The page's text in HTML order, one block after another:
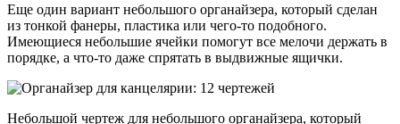
Еще один вариант небольшого органайзера, который сделан
из тонкой фанеры, пластика или чего-то подобного.
Имеющиеся небольшие ячейки помогут все мелочи держать в
порядке, а что-то даже спрятать в выдвижные ящички.
Небольшой чертеж для небольшого органайзера, который